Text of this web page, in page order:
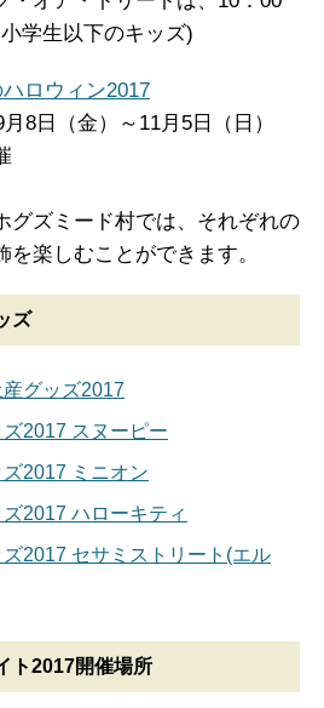
学生以下のキッズ)
ロウィン2017
8日（金）～11月5日（日）
グズミード村では、それぞれの
楽しむことができます。
ズ
グッズ2017
2017 スヌーピー
2017 ミニオン
2017 ハローキティ
2017 セサミストリート(エル
ト2017開催場所